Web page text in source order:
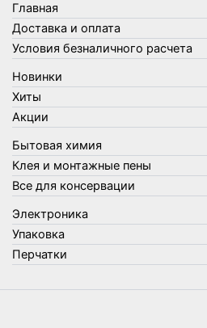
Товары для кухни
Товары для сада и огорода
Товары для туризма и отдыха
Упаковка
Утеплители и прочее
Фонари, лампы и удлинители
Хозяйственные товары
Швабры, стекломои, черенки и
Шнуры, веревки и шпагаты
Электроника
Элементы питания
Главная
Доставка и оплата
Условия безналичного расчета
Новинки
Хиты
Акции
Бытовая химия
Клея и монтажные пены
Все для консервации
Электроника
Упаковка
Перчатки